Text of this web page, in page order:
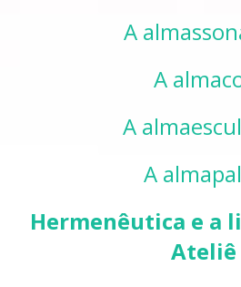
A
A
A
A
Hermenêutica e a
Ateliê